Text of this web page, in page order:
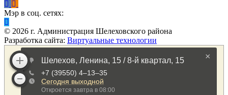
Мэр в соц. сетях:
© 2026 г. Администрация Шелеховского района
Разработка сайта: Виртуальные технологии